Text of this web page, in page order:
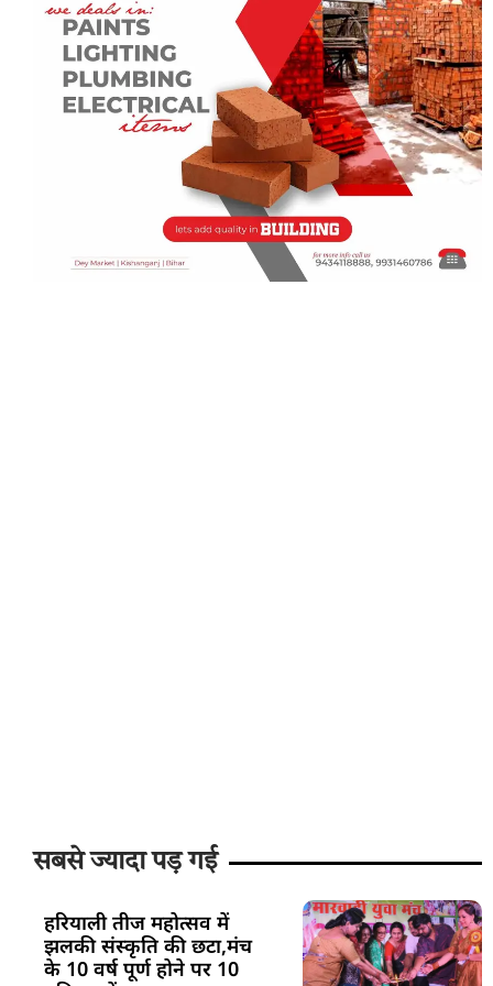
सबसे ज्यादा पड़ गई
हरियाली तीज महोत्सव में
झलकी संस्कृति की छटा,मंच
के 10 वर्ष पूर्ण होने पर 10